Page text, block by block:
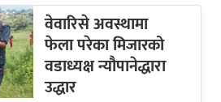
वेवारिसे अवस्थामा
फेला परेका मिजारको
वडाध्यक्ष न्यौपानेद्धारा
उद्धार